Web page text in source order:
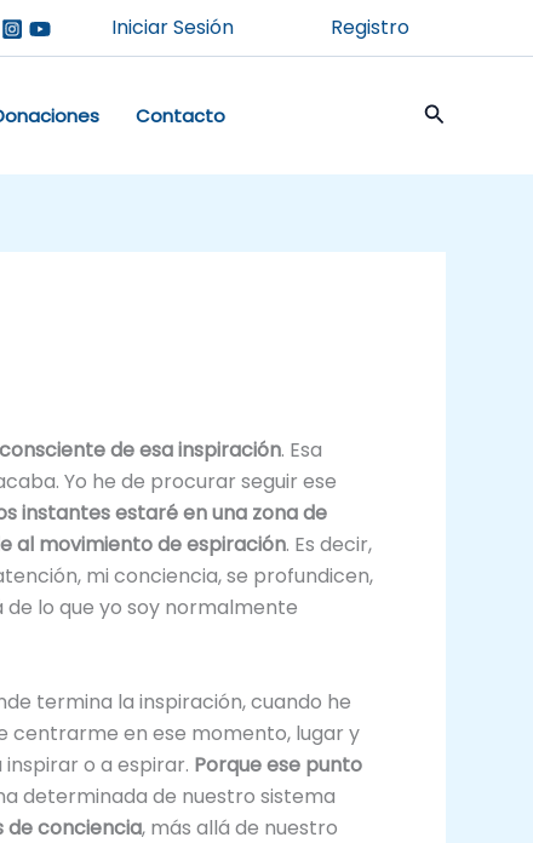
Iniciar Sesión Registro
Contacto Buscar
de esa inspiración. Esa
Yo he de procurar seguir ese
instantes estaré en una zona de
al movimiento de espiración. Es decir,
mi conciencia, se profundicen,
lo que yo soy normalmente
termina la inspiración, cuando he
centrarme en ese momento, lugar y
o a espirar. Porque ese punto
determinada de nuestro sistema
de conciencia, más allá de nuestro